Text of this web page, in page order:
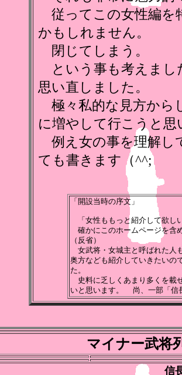
従ってこの女性編を
かもしれません。
閉じてしまう。
という事も考えまし
思い直しました。
極々私的な見方から
に増やして行こうと思
例え女の事を理解
ても書きます（^^;
「開設当時の序文」
「女性ももっと紹介して欲し
確かにこのホームページを含
（反省）
女武将・女城主と呼ばれた人
奥方なども紹介していきたいの
た。
史料に乏しくあまり多くを載
いと思います。 尚、一部「信
マイナー武将
信長